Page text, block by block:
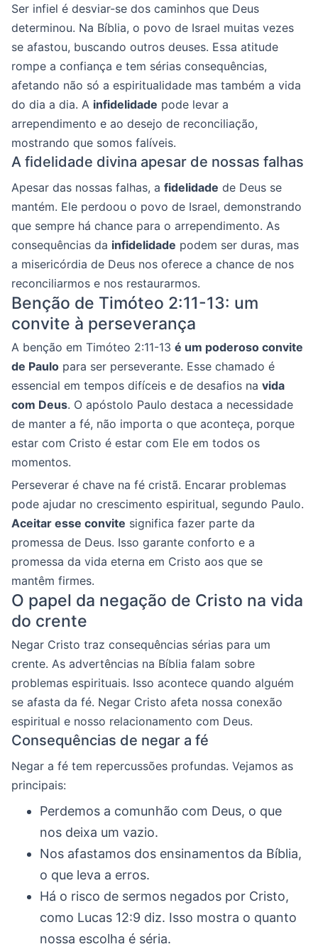
Ser infiel é desviar-se dos caminhos que Deus
determinou. Na Bíblia, o povo de Israel muitas vezes
se afastou, buscando outros deuses. Essa atitude
rompe a confiança e tem sérias consequências,
afetando não só a espiritualidade mas também a vida
do dia a dia. A infidelidade pode levar a
arrependimento e ao desejo de reconciliação,
mostrando que somos falíveis.
A fidelidade divina apesar de nossas falhas
Apesar das nossas falhas, a fidelidade de Deus se
mantém. Ele perdoou o povo de Israel, demonstrando
que sempre há chance para o arrependimento. As
consequências da infidelidade podem ser duras, mas
a misericórdia de Deus nos oferece a chance de nos
reconciliarmos e nos restaurarmos.
Benção de Timóteo 2:11-13: um
convite à perseverança
A benção em Timóteo 2:11-13 é um poderoso convite
de Paulo para ser perseverante. Esse chamado é
essencial em tempos difíceis e de desafios na vida
com Deus. O apóstolo Paulo destaca a necessidade
de manter a fé, não importa o que aconteça, porque
estar com Cristo é estar com Ele em todos os
momentos.
Perseverar é chave na fé cristã. Encarar problemas
pode ajudar no crescimento espiritual, segundo Paulo.
Aceitar esse convite significa fazer parte da
promessa de Deus. Isso garante conforto e a
promessa da vida eterna em Cristo aos que se
mantêm firmes.
O papel da negação de Cristo na vida
do crente
Negar Cristo traz consequências sérias para um
crente. As advertências na Bíblia falam sobre
problemas espirituais. Isso acontece quando alguém
se afasta da fé. Negar Cristo afeta nossa conexão
espiritual e nosso relacionamento com Deus.
Consequências de negar a fé
Negar a fé tem repercussões profundas. Vejamos as
principais:
Perdemos a comunhão com Deus, o que
nos deixa um vazio.
Nos afastamos dos ensinamentos da Bíblia,
o que leva a erros.
Há o risco de sermos negados por Cristo,
como Lucas 12:9 diz. Isso mostra o quanto
nossa escolha é séria.